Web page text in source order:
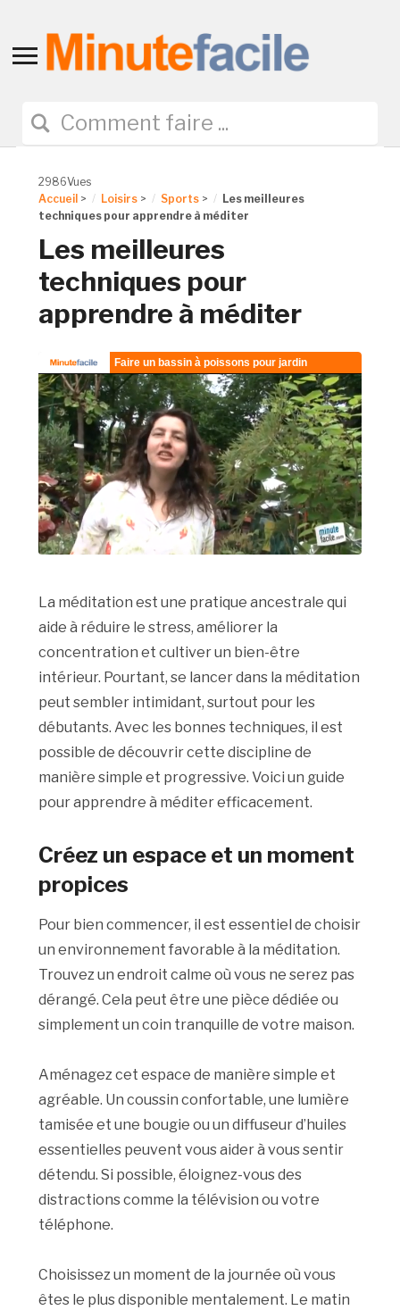
Toggle
navigation
2986Vues
Accueil > Loisirs > Sports >
Les meilleures
techniques pour apprendre à méditer
Les meilleures
techniques pour
apprendre à méditer
La méditation est une pratique ancestrale qui
aide à réduire le stress, améliorer la
concentration et cultiver un bien-être
intérieur. Pourtant, se lancer dans la méditation
peut sembler intimidant, surtout pour les
débutants. Avec les bonnes techniques, il est
possible de découvrir cette discipline de
manière simple et progressive. Voici un guide
pour apprendre à méditer efficacement.
Créez un espace et un moment
propices
Pour bien commencer, il est essentiel de choisir
un environnement favorable à la méditation.
Trouvez un endroit calme où vous ne serez pas
dérangé. Cela peut être une pièce dédiée ou
simplement un coin tranquille de votre maison.
Aménagez cet espace de manière simple et
agréable. Un coussin confortable, une lumière
tamisée et une bougie ou un diffuseur d’huiles
essentielles peuvent vous aider à vous sentir
détendu. Si possible, éloignez-vous des
distractions comme la télévision ou votre
téléphone.
Choisissez un moment de la journée où vous
êtes le plus disponible mentalement. Le matin